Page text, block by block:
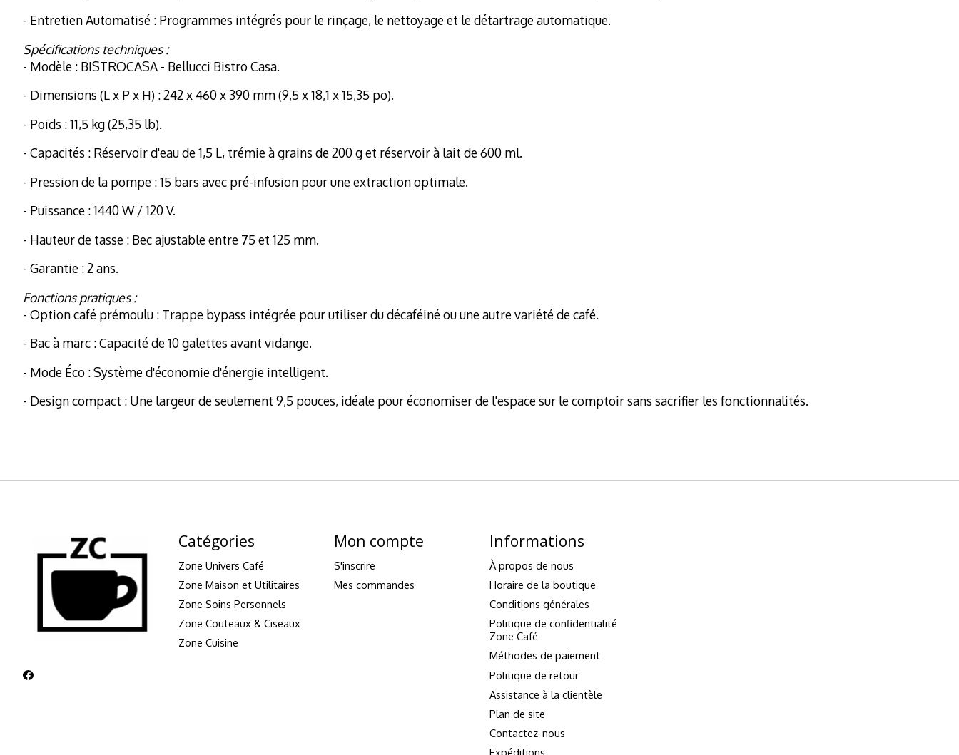
- Entretien Automatisé : Programmes intégrés pour le rinçage, le nettoyage et le détartrage automatique.
Spécifications techniques :
- Modèle : BISTROCASA - Bellucci Bistro Casa.
- Dimensions (L x P x H) : 242 x 460 x 390 mm (9,5 x 18,1 x 15,35 po).
- Poids : 11,5 kg (25,35 lb).
- Capacités : Réservoir d'eau de 1,5 L, trémie à grains de 200 g et réservoir à lait de 600 ml.
- Pression de la pompe : 15 bars avec pré-infusion pour une extraction optimale.
- Puissance : 1440 W / 120 V.
- Hauteur de tasse : Bec ajustable entre 75 et 125 mm.
- Garantie : 2 ans.
Fonctions pratiques :
- Option café prémoulu : Trappe bypass intégrée pour utiliser du décaféiné ou une autre variété de café.
- Bac à marc : Capacité de 10 galettes avant vidange.
- Mode Éco : Système d'économie d'énergie intelligent.
- Design compact : Une largeur de seulement 9,5 pouces, idéale pour économiser de l'espace sur le comptoir sans sacrifier les fonctionnalités.
Catégories
Zone Univers Café
Zone Maison et Utilitaires
Zone Soins Personnels
Zone Couteaux & Ciseaux
Zone Cuisine
Mon compte
S'inscrire
Mes commandes
Informations
À propos de nous
Horaire de la boutique
Conditions générales
Politique de confidentialité
Zone Café
Méthodes de paiement
Politique de retour
Assistance à la clientèle
Plan de site
Contactez-nous
Expéditions